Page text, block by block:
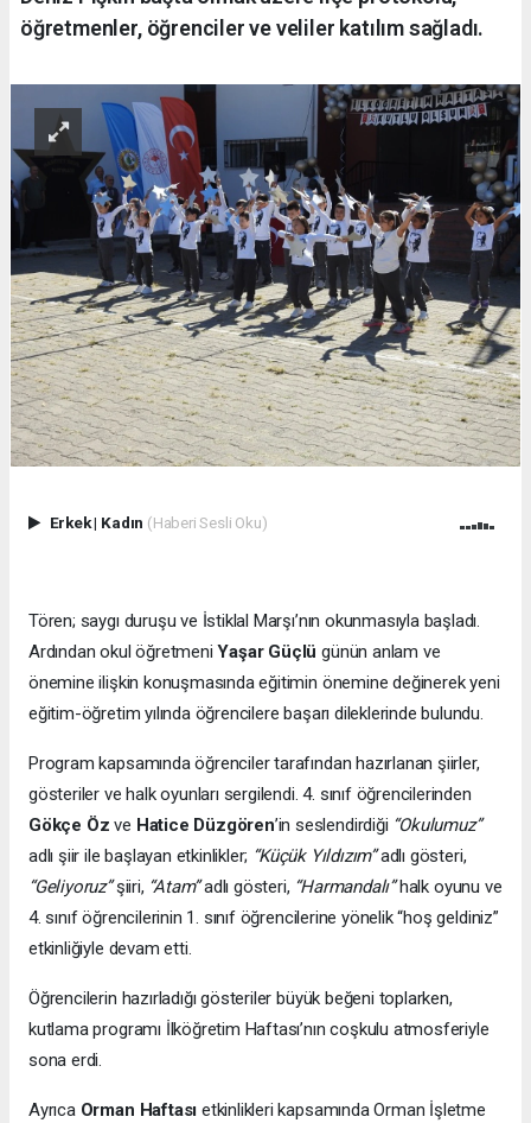
öğretmenler, öğrenciler ve veliler katılım sağladı.
Erkek| Kadın (Haberi Sesli Oku)
Tören; saygı duruşu ve İstiklal Marşı’nın okunmasıyla başladı.
Ardından okul öğretmeniYaşar Güçlü günün anlam ve
önemine ilişkin konuşmasında eğitimin önemine değinerek yeni
eğitim-öğretim yılında öğrencilere başarı dileklerinde bulundu.
Program kapsamında öğrenciler tarafından hazırlanan şiirler,
gösteriler ve halk oyunları sergilendi. 4. sınıf öğrencilerinden
Gökçe Öz ve Hatice Düzgören’in seslendirdiği “Okulumuz”
adlı şiir ile başlayan etkinlikler; “Küçük Yıldızım”adlı gösteri,
“Geliyoruz”şiiri, “Atam”adlı gösteri, “Harmandalı”halk oyunu ve
4. sınıf öğrencilerinin 1. sınıf öğrencilerine yönelik “hoş geldiniz”
etkinliğiyle devam etti.
Öğrencilerin hazırladığı gösteriler büyük beğeni toplarken,
kutlama programı İlköğretim Haftası’nın coşkulu atmosferiyle
sona erdi.
Ayrıca Orman Haftası etkinlikleri kapsamında Orman İşletme